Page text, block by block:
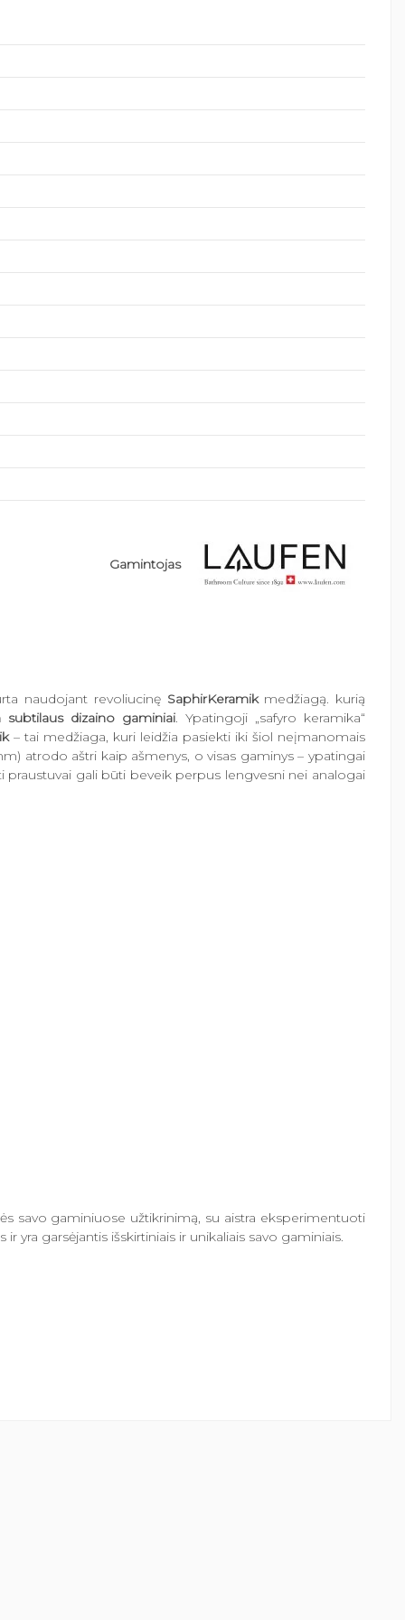
Gamintojas
naudojant revoliucinę SaphirKeramikmedžiagą. kurią
subtilaus dizaino gaminiai. Ypatingoji „safyro keramika“
– tai medžiaga, kuri leidžia pasiekti iki šiol neįmanomais
atrodo aštri kaip ašmenys, o visas gaminys – ypatingai
gali būti beveik perpus lengvesni nei analogai
savo gaminiuose užtikrinimą, su aistra eksperimentuoti
garsėjantis išskirtiniais ir unikaliais savo gaminiais.